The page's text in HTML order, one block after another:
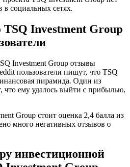
в социальных сетях.
Investment Group
Investment Group отзывы
пользователи пишут, что TSQ
пирамида. Один из
что ему удалось выйти с прибылью,
Group стоит оценка 2,4 балла из
много негативных отзывов о
инвестиционной